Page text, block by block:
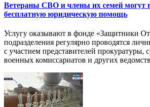
Ветераны СВО и члены их семей могут
бесплатную юридическую помощь
Услугу оказывают в фонде «Защитники
подразделения регулярно проводятся
с участием представителей прокуратуры,
военных комиссариатов и других